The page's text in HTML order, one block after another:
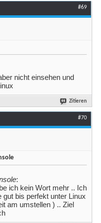
#69
nicht einsehen und
Zitieren
#70
:
ich kein Wort mehr .. Ich
gut bis perfekt unter Linux
am umstellen ) .. Ziel